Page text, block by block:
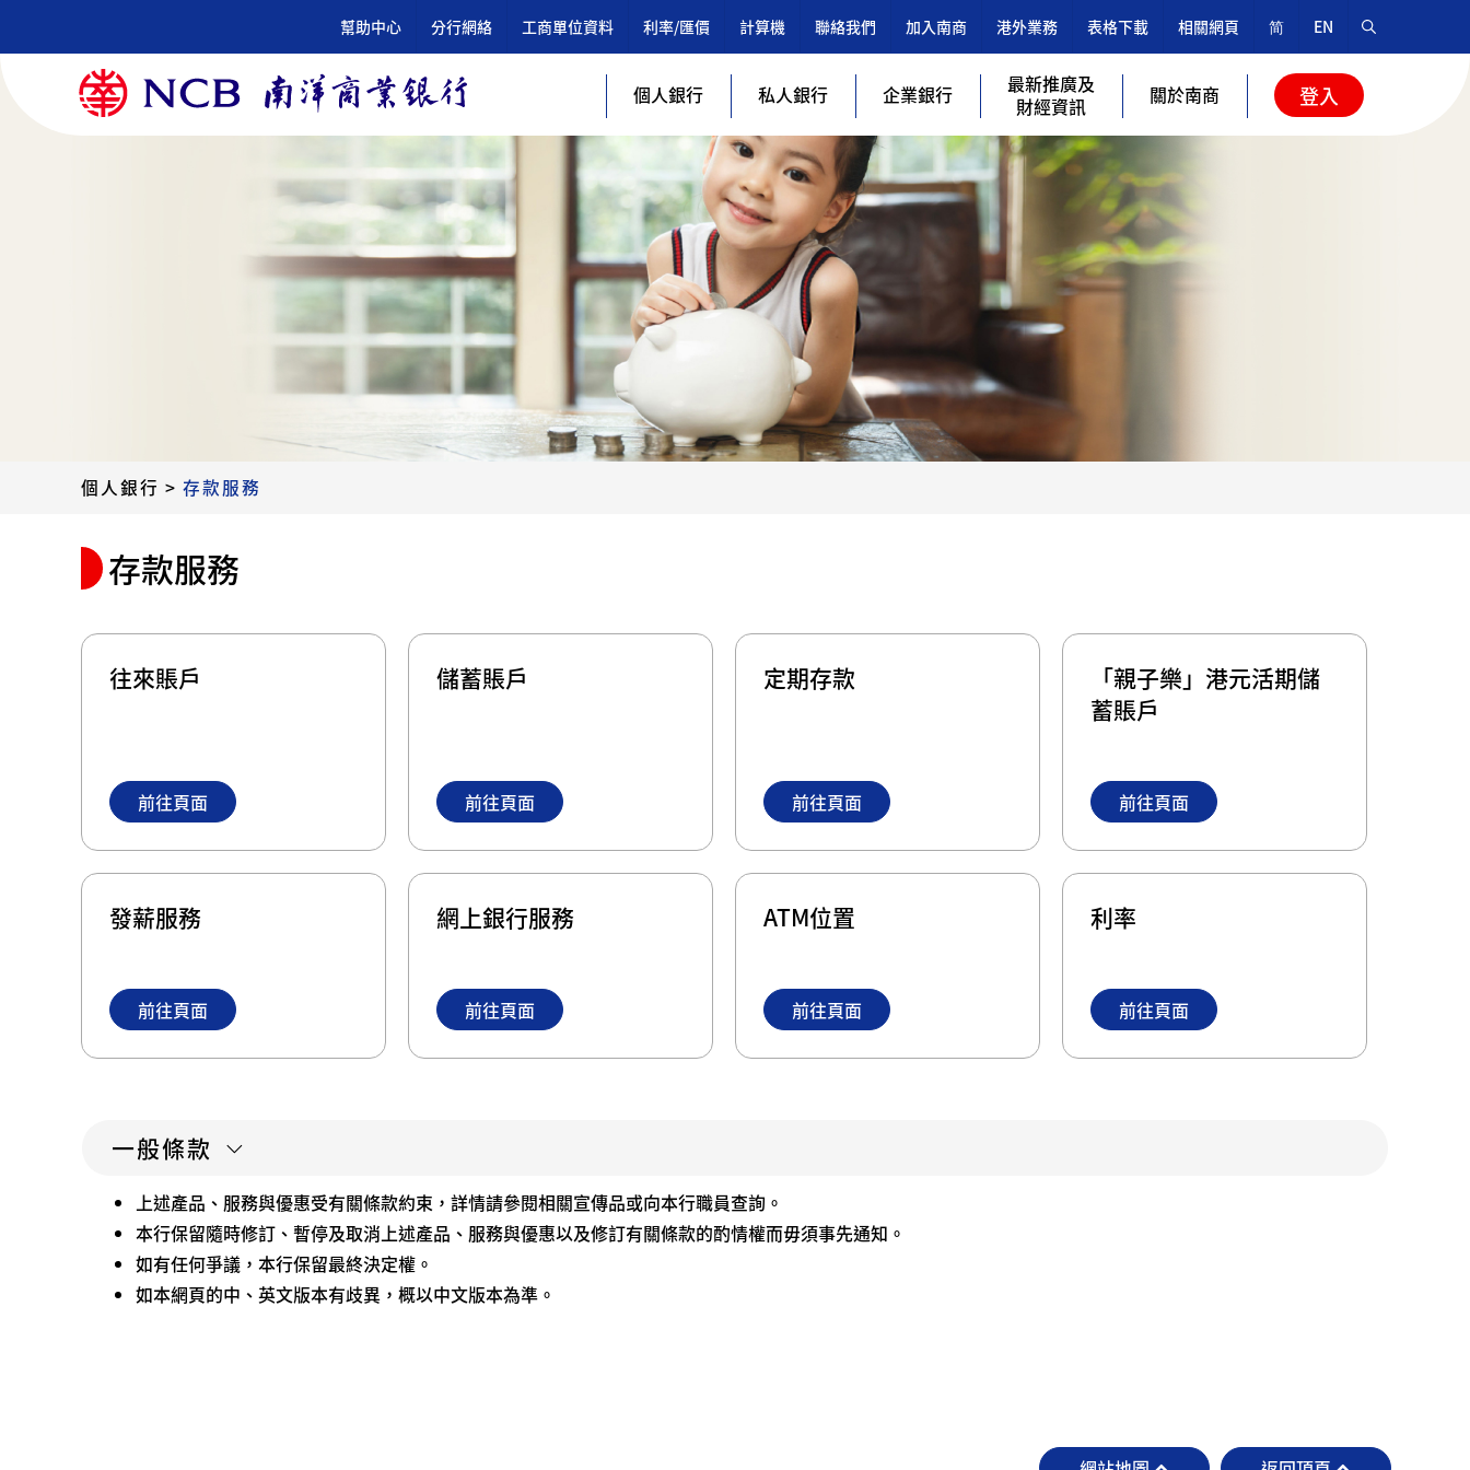
幫助中心 分行網絡 工商單位資料 利率/匯價 計算機 聯絡我們 加入南商 港外業務 表格下載 相關網頁 简 EN
個人銀行 私人銀行 企業銀行
最新推廣及
財經資訊
關於南商 登入
個人銀行 > 存款服務
存款服務
往來賬戶
前往頁面
儲蓄賬戶
前往頁面
定期存款
前往頁面
「親子樂」港元活期儲
蓄賬戶
前往頁面
發薪服務
前往頁面
網上銀行服務
前往頁面
ATM位置
前往頁面
利率
前往頁面
一般條款
上述產品、服務與優惠受有關條款約束，詳情請參閱相關宣傳品或向本行職員查詢。
本行保留隨時修訂、暫停及取消上述產品、服務與優惠以及修訂有關條款的酌情權而毋須事先通知。
如有任何爭議，本行保留最終決定權。
如本網頁的中、英文版本有歧異，概以中文版本為準。